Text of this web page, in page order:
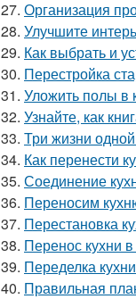
27. Организация
28. Улучшите
29. Как выбрать и
30. Перестройка
31. Уложить полы в
32. Узнайте, как
33. Три жизни
34. Как перенести
35. Соединение
36. Переносим
37. Перестановка
38. Перенос кухни
39. Переделка
40. Правильная